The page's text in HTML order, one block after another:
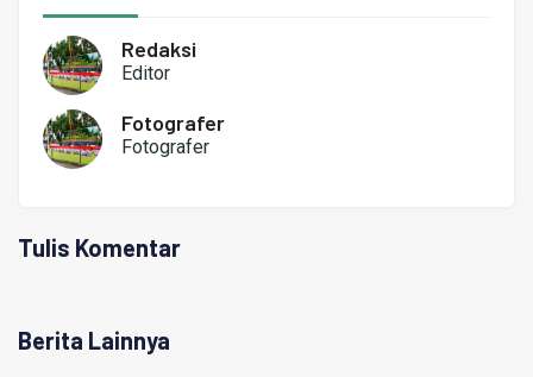
Redaksi
Editor
Fotografer
Fotografer
Tulis Komentar
Berita Lainnya